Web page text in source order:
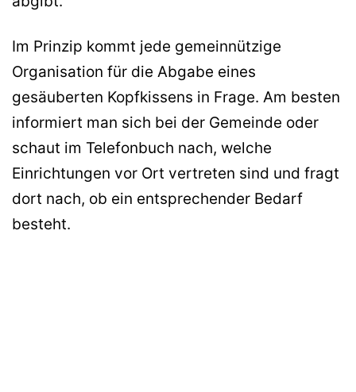
Im Prinzip kommt jede gemeinnützige
Organisation für die Abgabe eines
gesäuberten Kopfkissens in Frage. Am besten
informiert man sich bei der Gemeinde oder
schaut im Telefonbuch nach, welche
Einrichtungen vor Ort vertreten sind und fragt
dort nach, ob ein entsprechender Bedarf
besteht.